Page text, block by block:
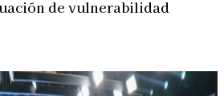
de vulnerabilidad